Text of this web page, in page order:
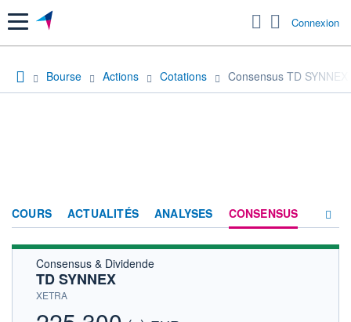
Menu Connexion
Bourse Actions Cotations Consensus TD SYNNEX
COURS ACTUALITÉS ANALYSES CONSENSUS
Consensus & Dividende
TD SYNNEX
XETRA